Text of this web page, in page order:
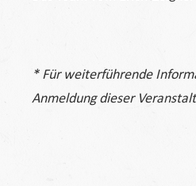
* Für weiterführende
Anmeldung dieser